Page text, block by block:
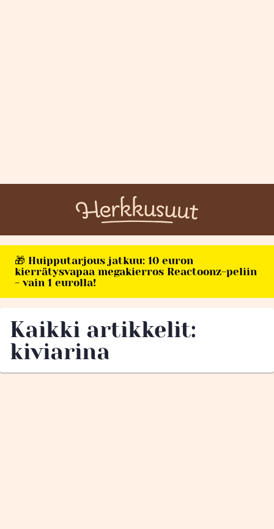
🎁 Huipputarjous jatkuu: 10 euron
kierrätysvapaa megakierros Reactoonz-peliin
- vain 1 eurolla!
Kaikki artikkelit:
kiviarina